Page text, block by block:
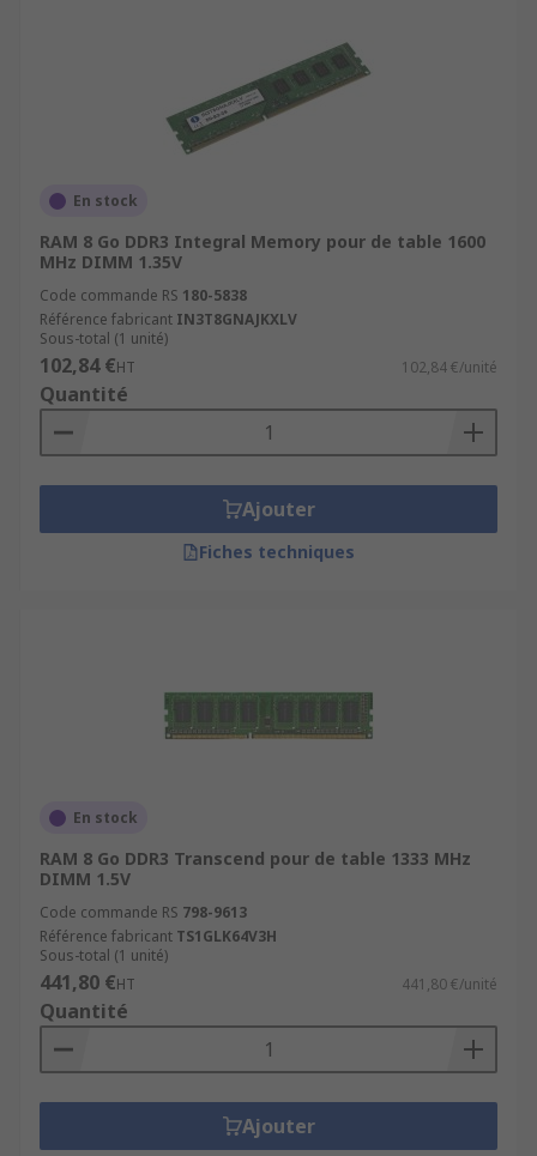
En stock
RAM 8 Go DDR3 Integral Memory pour de table 1600
MHz DIMM 1.35V
Code commande RS 180-5838
Référence fabricant IN3T8GNAJKXLV
Sous-total (1 unité)
102,84 €HT 102,84 €/unité
Quantité
Ajouter
Fiches techniques
En stock
RAM 8 Go DDR3 Transcend pour de table 1333 MHz
DIMM 1.5V
Code commande RS 798-9613
Référence fabricant TS1GLK64V3H
Sous-total (1 unité)
441,80 €HT 441,80 €/unité
Quantité
Ajouter